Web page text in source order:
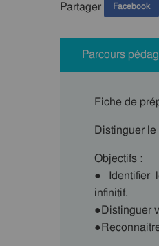
Partager Facebook
Parcours
Fiche de
Distinguer le
Objectifs :
● Identifier
infinitif.
●Distinguer